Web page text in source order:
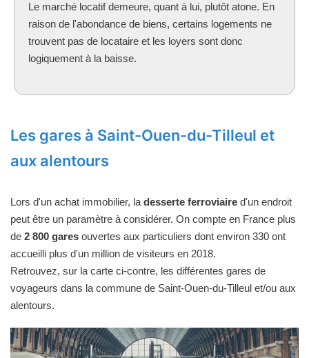
Le marché locatif demeure, quant à lui, plutôt atone. En
raison de l'abondance de biens, certains logements ne
trouvent pas de locataire et les loyers sont donc
logiquement à la baisse.
Les gares à Saint-Ouen-du-Tilleul et
aux alentours
Lors d'un achat immobilier, la desserte ferroviaire d'un endroit
peut être un paramètre à considérer. On compte en France plus
de 2 800 gares ouvertes aux particuliers dont environ 330 ont
accueilli plus d'un million de visiteurs en 2018.
Retrouvez, sur la carte ci-contre, les différentes gares de
voyageurs dans la commune de Saint-Ouen-du-Tilleul et/ou aux
alentours.